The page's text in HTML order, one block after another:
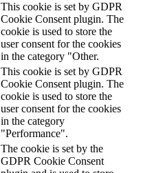
This cookie is set by GDPR
Cookie Consent plugin. The
cookie is used to store the
user consent for the cookies
in the category "Other.
This cookie is set by GDPR
Cookie Consent plugin. The
cookie is used to store the
user consent for the cookies
in the category
"Performance".
The cookie is set by the
GDPR Cookie Consent